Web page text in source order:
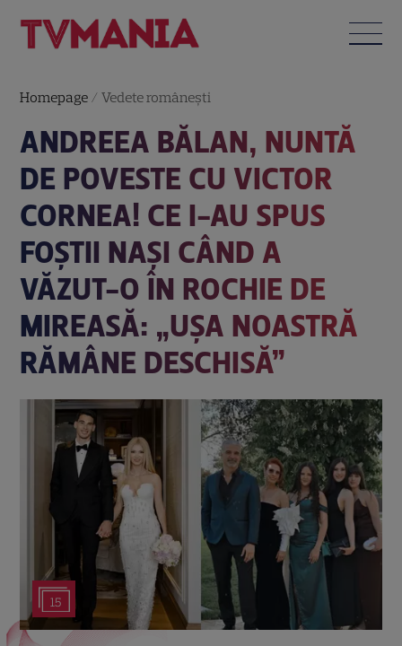
Homepage /Vedete româneşti
ANDREEA BĂLAN, NUNTĂ
DE POVESTE CU VICTOR
CORNEA! CE I-AU SPUS
FOȘTII NAȘI CÂND A
VĂZUT-O ÎN ROCHIE DE
MIREASĂ: „UȘA NOASTRĂ
RĂMÂNE DESCHISĂ”
15